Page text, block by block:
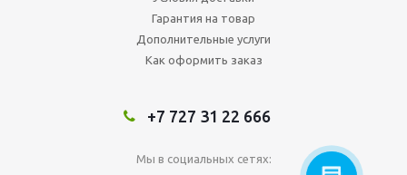
Гарантия на товар
Дополнительные услуги
Как оформить заказ
+7 727 31 22 666
Мы в социальных сетях: